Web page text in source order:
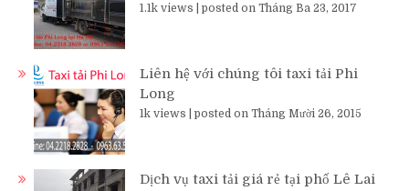
1.1k views posted on Tháng Ba 23, 2017
Liên hệ với chúng tôi taxi tải Phi
Long
1k views posted on Tháng Mười 26, 2015
Dịch vụ taxi tải giá rẻ tại phố Lê Lai